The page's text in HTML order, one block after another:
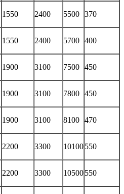
1550 2400 5500 370
1550 2400 5700 400
1900 3100 7500 450
1900 3100 7800 450
1900 3100 8100 470
2200 3300 10100550
2200 3300 10500550